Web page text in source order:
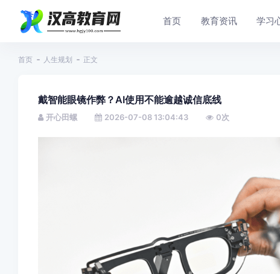
首页 教育资讯 学习
首页 人生规划 正文
戴智能眼镜作弊？AI使用不能逾越诚信底线
开心田螺 2026-07-08 13:04:43 0次